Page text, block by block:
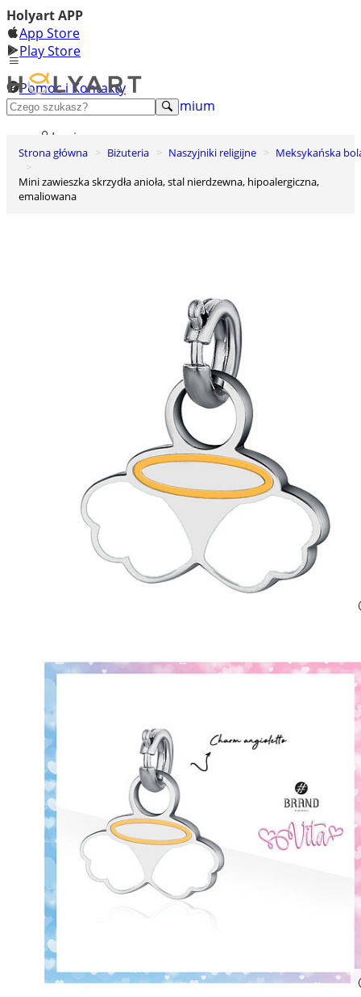
Holyart APP
App Store
Play Store
Pomoc i Kontakty
+48 222 922 860
Odkryj premium
Login
Lista życzeń
0
Koszyk
Strona główna Biżuteria Naszyjniki religijne
Meksykańska
Mini zawieszka skrzydła anioła, stal nierdzewna, hipoalergiczna,
emaliowana